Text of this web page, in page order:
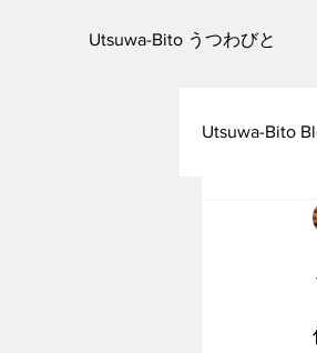
Utsuwa-Bito うつわびと
Utsuwa-Bito